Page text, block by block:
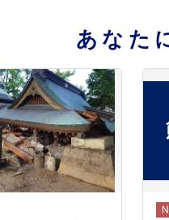
あなた